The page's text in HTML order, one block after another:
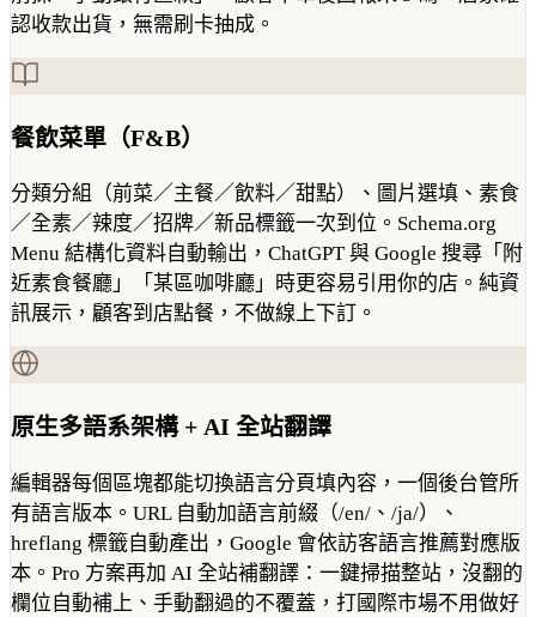
認收款出貨，無需刷卡抽成。
餐飲菜單（F&B）
分類分組（前菜／主餐／飲料／甜點）、圖片選填、素食
／全素／辣度／招牌／新品標籤一次到位。Schema.org
Menu 結構化資料自動輸出，ChatGPT 與 Google 搜尋「附
近素食餐廳」「某區咖啡廳」時更容易引用你的店。純資
訊展示，顧客到店點餐，不做線上下訂。
原生多語系架構 + AI 全站翻譯
編輯器每個區塊都能切換語言分頁填內容，一個後台管所
有語言版本。URL 自動加語言前綴（/en/、/ja/）、
hreflang 標籤自動產出，Google 會依訪客語言推薦對應版
本。Pro 方案再加 AI 全站補翻譯：一鍵掃描整站，沒翻的
欄位自動補上、手動翻過的不覆蓋，打國際市場不用做好